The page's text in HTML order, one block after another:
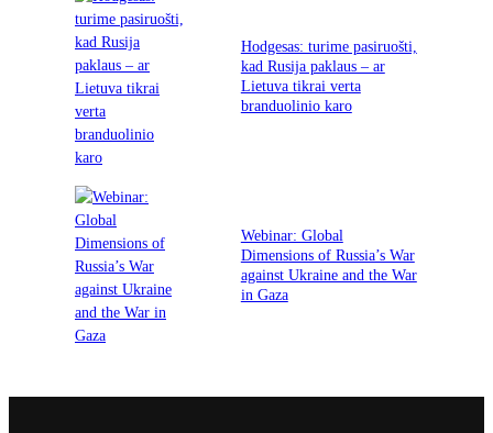
Hodgesas: turime pasiruošti,
kad Rusija paklaus – ar
Lietuva tikrai verta
branduolinio karo
Webinar: Global
Dimensions of Russia’s War
against Ukraine and the War
in Gaza